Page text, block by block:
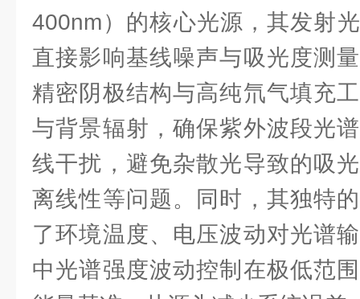
400nm）的核心光源，其发射
直接影响基线噪声与吸光度测
精密阴极结构与高纯氘气填充
与背景辐射，确保紫外波段光
线干扰，避免杂散光导致的吸
离线性等问题。同时，其独特
了环境温度、电压波动对光谱
中光谱强度波动控制在极低范